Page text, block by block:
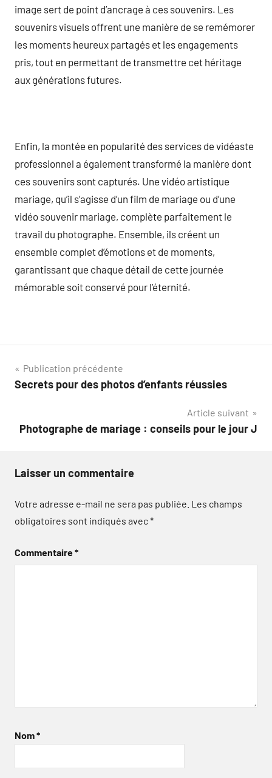
image sert de point d’ancrage à ces souvenirs. Les
souvenirs visuels offrent une manière de se remémorer
les moments heureux partagés et les engagements
pris, tout en permettant de transmettre cet héritage
aux générations futures.
Enfin, la montée en popularité des services de vidéaste
professionnel a également transformé la manière dont
ces souvenirs sont capturés. Une vidéo artistique
mariage, qu’il s’agisse d’un film de mariage ou d’une
vidéo souvenir mariage, complète parfaitement le
travail du photographe. Ensemble, ils créent un
ensemble complet d’émotions et de moments,
garantissant que chaque détail de cette journée
mémorable soit conservé pour l’éternité.
Navigation
de
Publication précédente
Secrets pour des photos d’enfants réussies
Article suivant
Photographe de mariage : conseils pour le jour J
Laisser un commentaire
Votre adresse e-mail ne sera pas publiée. Les champs
obligatoires sont indiqués avec*
Commentaire*
Nom*